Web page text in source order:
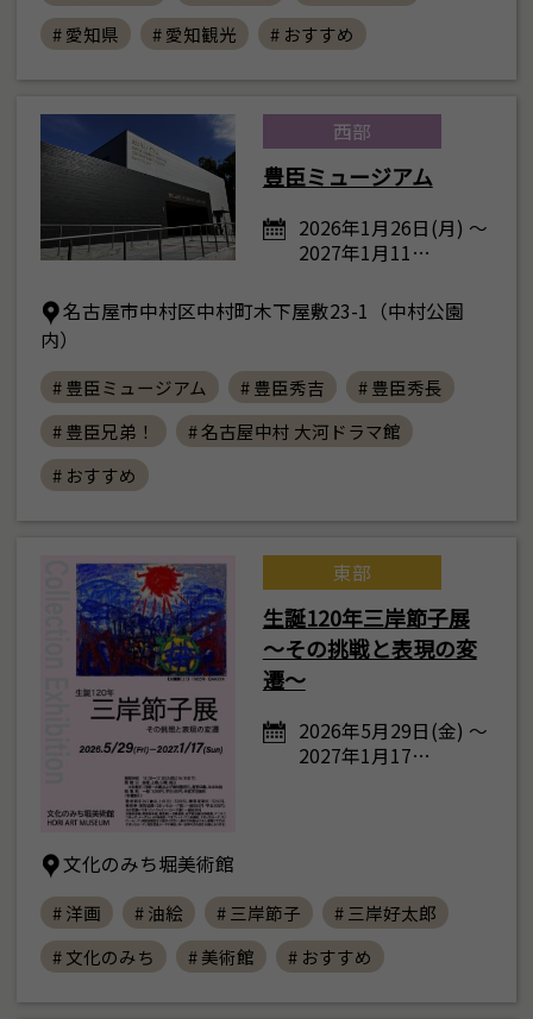
# 愛知県
# 愛知観光 # おすすめ
西部
豊臣ミュージアム
2026年1月26日(月) ～
2027年1月11…
名古屋市中村区中村町木下屋敷23-1（中村公園
内）
# 豊臣ミュージアム # 豊臣秀吉
# 豊臣秀長
# 豊臣兄弟！
# 名古屋中村 大河ドラマ館
# おすすめ
東部
生誕120年三岸節子展
～その挑戦と表現の変
遷～
2026年5月29日(金) ～
2027年1月17…
文化のみち堀美術館
# 洋画 # 油絵 # 三岸節子
# 三岸好太郎
# 文化のみち
# 美術館 # おすすめ